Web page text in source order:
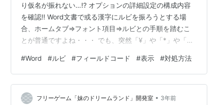
り仮名が振れない…!? オプションの詳細設定の構成内容
を確認!! Word文書で或る漢字にルビを振ろうとする場
合、ホームタブ⇒フォント項目⇒ルビとの手順を踏むこ
とが普通ですよね・・・ でも、突然「¥」や「*」や「ア
きものが表示されてしまったらパニクってしまいますよ
ね・・・ 実は、私もこの経験をしたことがあります。 実
際、その時には私自身も「えっ！？なにっ？なにっ？」
って感じでうろが来ましたね・・・ この現象は「値の代
#Word #ルビ #フィールドコード #表示 #対処方法
フリーゲーム「妹のドリームランド」開発室 • 3年前